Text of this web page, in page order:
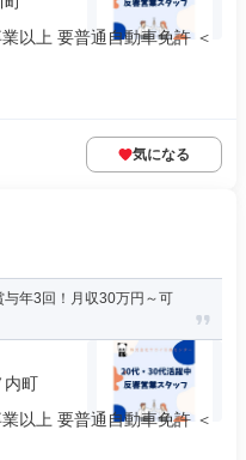
以上 要普通自動車免許 ＜
気になる
年3回！月収30万円～可
内町
以上 要普通自動車免許 ＜